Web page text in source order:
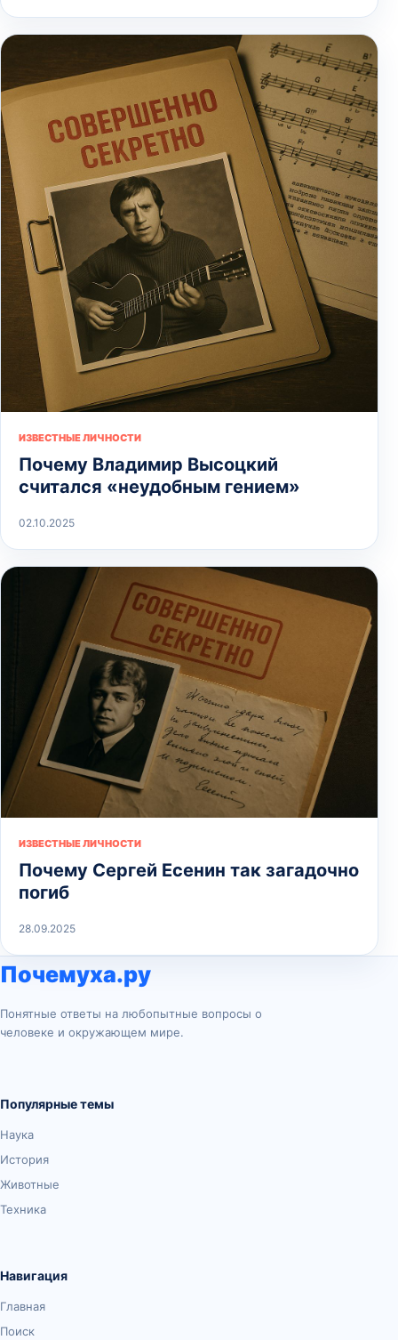
ИЗВЕСТНЫЕ ЛИЧНОСТИ
Почему Владимир Высоцкий
считался «неудобным гением»
02.10.2025
ИЗВЕСТНЫЕ ЛИЧНОСТИ
Почему Сергей Есенин так загадочно
погиб
28.09.2025
Почемуха.ру
Понятные ответы на любопытные вопросы о
человеке и окружающем мире.
Популярные темы
Наука
История
Животные
Техника
Навигация
Главная
Поиск